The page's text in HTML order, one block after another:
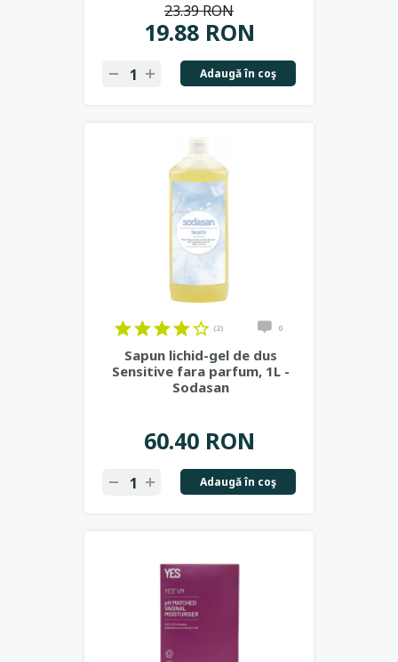
19.88 RON
23.39 RON
Adaugă în coş
(2) 0
Sapun lichid-gel de dus
Sensitive fara parfum, 1L -
Sodasan
60.40 RON
Adaugă în coş